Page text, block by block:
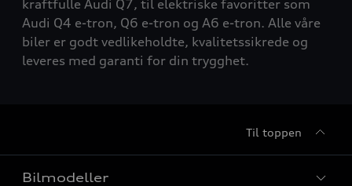
kraftfulle Audi Q7, til elektriske favoritter som
Audi Q4 e-tron, Q6 e-tron og A6 e-tron. Alle våre
biler er godt vedlikeholdte, kvalitetssikrede og
leveres med garanti for din trygghet.
Til toppen
Bilmodeller